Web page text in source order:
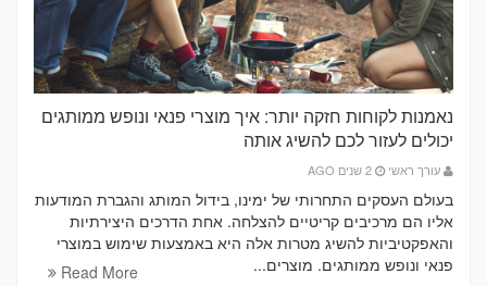
נאמנות לקוחות חזקה יותר: איך מוצרי פנאי ונופש ממותגים
יכולים לעזור לכם להשיג אותה
עורך ראשי
בעולם העסקים התחרותי של ימינו, בידול המותג והגברת המודעות
אליו הם מרכיבים קריטיים להצלחה. אחת הדרכים היצירתיות
והאפקטיביות להשיג מטרות אלה היא באמצעות שימוש במוצרי
פנאי ונופש ממותגים. מוצרים...
Read More